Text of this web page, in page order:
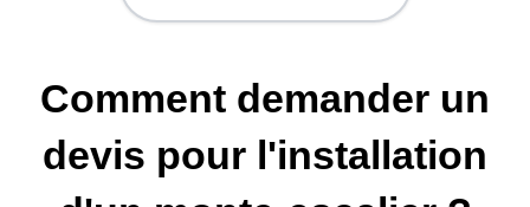
Comment demander un
devis pour l'installation